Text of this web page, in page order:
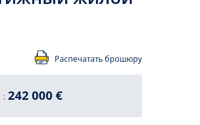
Распечатать брошюру
: 242 000 €